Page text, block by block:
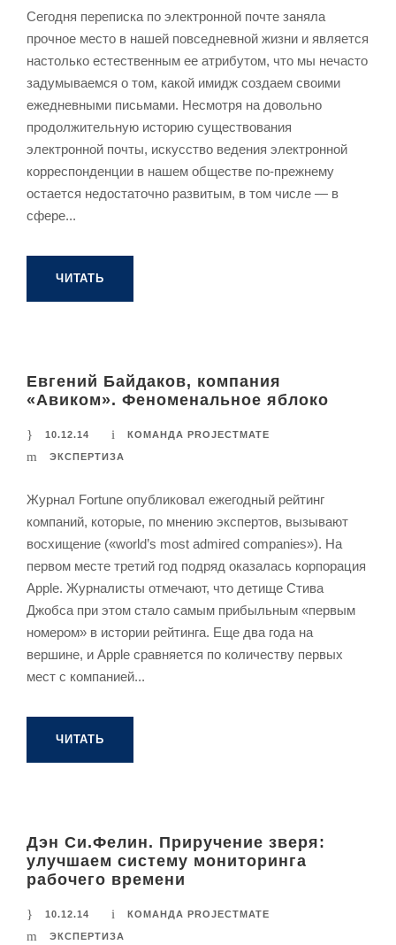
Сегодня переписка по электронной почте заняла
прочное место в нашей повседневной жизни и является
настолько естественным ее атрибутом, что мы нечасто
задумываемся о том, какой имидж создаем своими
ежедневными письмами. Несмотря на довольно
продолжительную историю существования
электронной почты, искусство ведения электронной
корреспонденции в нашем обществе по-прежнему
остается недостаточно развитым, в том числе — в
сфере...
ЧИТАТЬ
Евгений Байдаков, компания
«Авиком». Феноменальное яблоко
10.12.14 КОМАНДА PROJECTMATE
ЭКСПЕРТИЗА
Журнал Fortune опубликовал ежегодный рейтинг
компаний, которые, по мнению экспертов, вызывают
восхищение («world’s most admired companies»). На
первом месте третий год подряд оказалась корпорация
Apple. Журналисты отмечают, что детище Стива
Джобса при этом стало самым прибыльным «первым
номером» в истории рейтинга. Еще два года на
вершине, и Apple сравняется по количеству первых
мест с компанией...
ЧИТАТЬ
Дэн Си.Фелин. Приручение зверя:
улучшаем систему мониторинга
рабочего времени
10.12.14 КОМАНДА PROJECTMATE
ЭКСПЕРТИЗА